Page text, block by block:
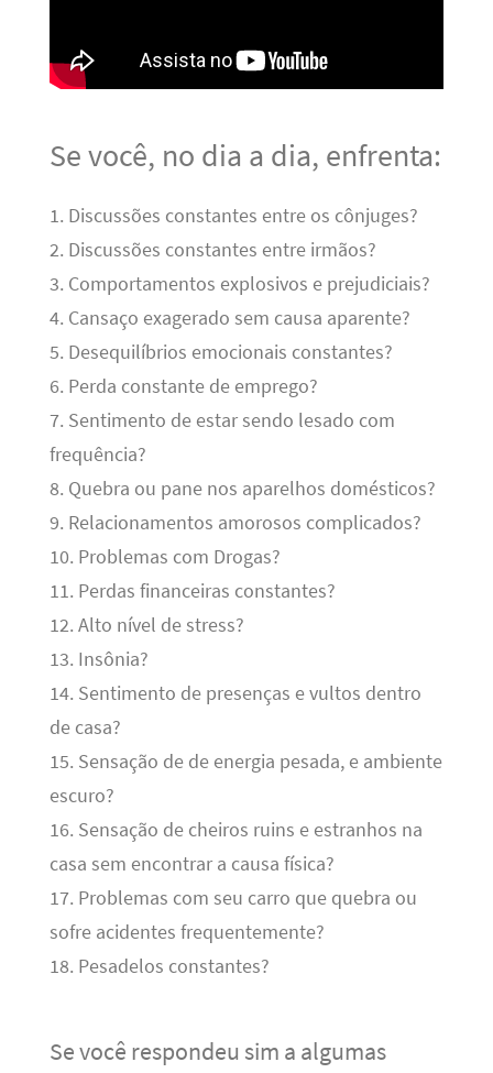
Se você, no dia a dia, enfrenta:
1. Discussões constantes entre os cônjuges?
2. Discussões constantes entre irmãos?
3. Comportamentos explosivos e prejudiciais?
4. Cansaço exagerado sem causa aparente?
5. Desequilíbrios emocionais constantes?
6. Perda constante de emprego?
7. Sentimento de estar sendo lesado com
frequência?
8. Quebra ou pane nos aparelhos domésticos?
9. Relacionamentos amorosos complicados?
10. Problemas com Drogas?
11. Perdas financeiras constantes?
12. Alto nível de stress?
13. Insônia?
14. Sentimento de presenças e vultos dentro
de casa?
15. Sensação de de energia pesada, e ambiente
escuro?
16. Sensação de cheiros ruins e estranhos na
casa sem encontrar a causa física?
17. Problemas com seu carro que quebra ou
sofre acidentes frequentemente?
18. Pesadelos constantes?
Se você respondeu sim a algumas